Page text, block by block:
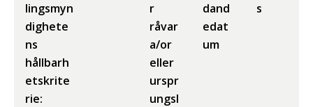
lingsmyn
dighete
ns
hållbarh
etskrite
rie:
r
råvar
a/or
eller
urspr
ungsl
dand
edat
um
s